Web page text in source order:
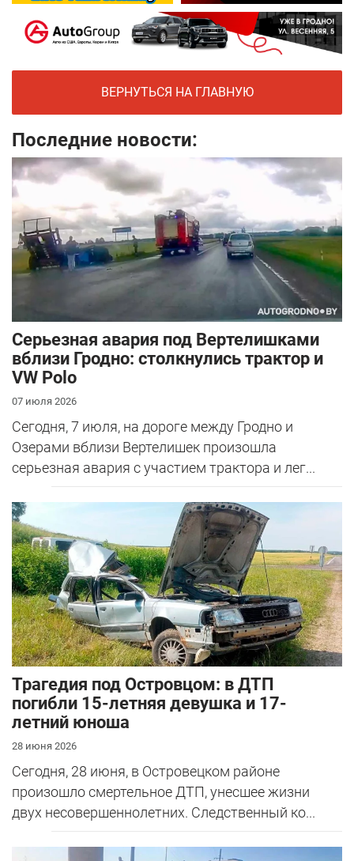
ВЕРНУТЬСЯ НА ГЛАВНУЮ
Последние новости:
Серьезная авария под Вертелишками
вблизи Гродно: столкнулись трактор и
VW Polo
07 июля 2026
Сегодня, 7 июля, на дороге между Гродно и
Озерами вблизи Вертелишек произошла
серьезная авария с участием трактора и лег...
Трагедия под Островцом: в ДТП
погибли 15-летняя девушка и 17-
летний юноша
28 июня 2026
Сегодня, 28 июня, в Островецком районе
произошло смертельное ДТП, унесшее жизни
двух несовершеннолетних. Следственный ко...